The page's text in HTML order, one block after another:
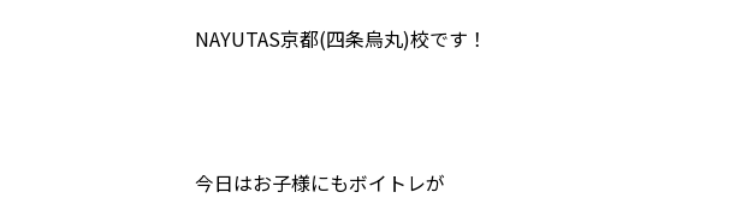
NAYUTAS京都(四条烏丸)校です！
今日はお子様にもボイトレが